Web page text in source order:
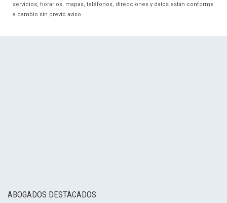
servicios, horarios, mapas, teléfonos, direcciones y datos están conforme
a cambio sin previo aviso.
ABOGADOS DESTACADOS